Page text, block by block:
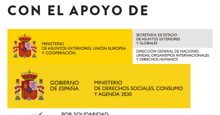
CON EL APOYO DE